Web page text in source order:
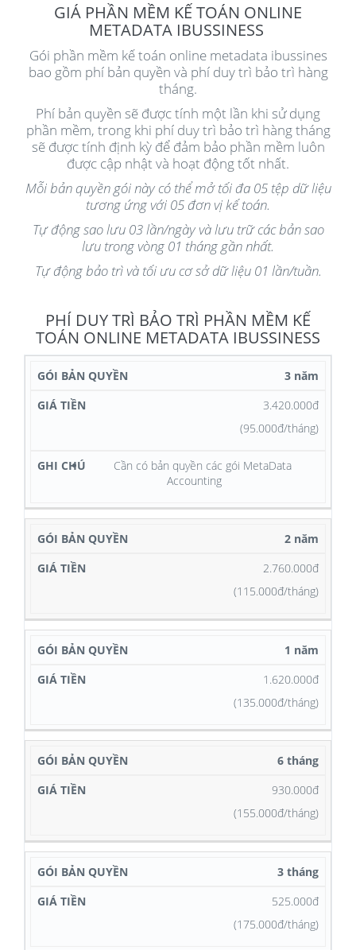
GIÁ PHẦN MỀM KẾ TOÁN ONLINE
METADATA IBUSSINESS
Gói phần mềm kế toán online metadata ibussines
bao gồm phí bản quyền và phí duy trì bảo trì hàng
tháng.
Phí bản quyền sẽ được tính một lần khi sử dụng
phần mềm, trong khi phí duy trì bảo trì hàng tháng
sẽ được tính định kỳ để đảm bảo phần mềm luôn
được cập nhật và hoạt động tốt nhất.
Mỗi bản quyền gói này có thể mở tối đa 05 tệp dữ liệu
tương ứng với 05 đơn vị kế toán.
Tự động sao lưu 03 lần/ngày và lưu trữ các bản sao
lưu trong vòng 01 tháng gần nhất.
Tự động bảo trì và tối ưu cơ sở dữ liệu 01 lần/tuần.
PHÍ DUY TRÌ BẢO TRÌ PHẦN MỀM KẾ
TOÁN ONLINE METADATA IBUSSINESS
GÓI
TRÌ
TIỀN
3 năm
3.420.000đ
(95.000đ/tháng)
Cần có bản quyền các gói MetaData
Accounting
2 năm
2.760.000đ
(115.000đ/tháng)
1 năm
1.620.000đ
(135.000đ/tháng)
6 tháng
930.000đ
(155.000đ/tháng)
3 tháng
525.000đ
(175.000đ/tháng)